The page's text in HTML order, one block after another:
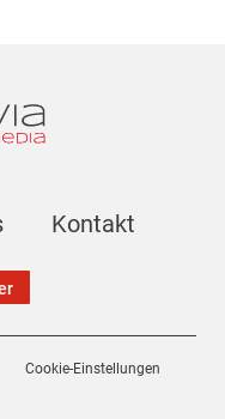
Kontakt
Cookie-Einstellungen